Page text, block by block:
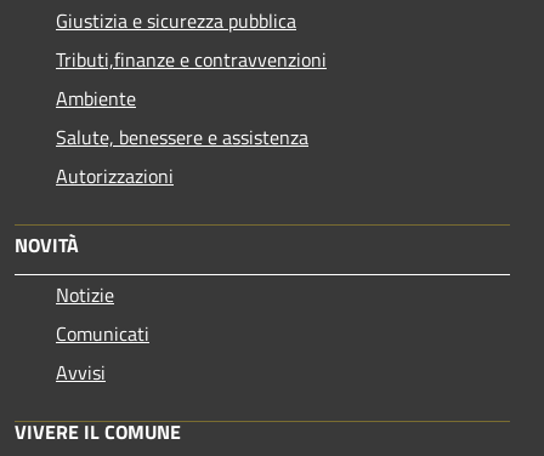
Giustizia e sicurezza pubblica
Tributi,finanze e contravvenzioni
Ambiente
Salute, benessere e assistenza
Autorizzazioni
NOVITÀ
Notizie
Comunicati
Avvisi
VIVERE IL COMUNE